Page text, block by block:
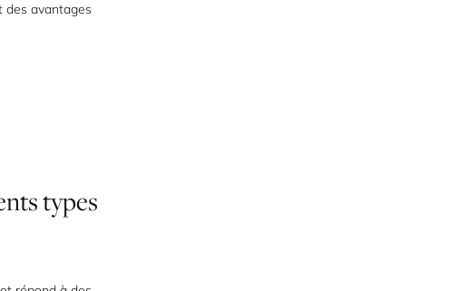
des avantages
types